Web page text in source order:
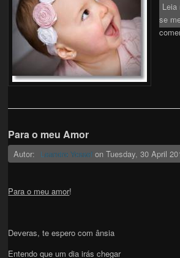
Leia
se
Para o meu Amor
Autor: Leandro Yossef onTuesday, 30 April
Para o meu amor!
Deveras, te espero com ânsia
Entendo que um dia irás chegar